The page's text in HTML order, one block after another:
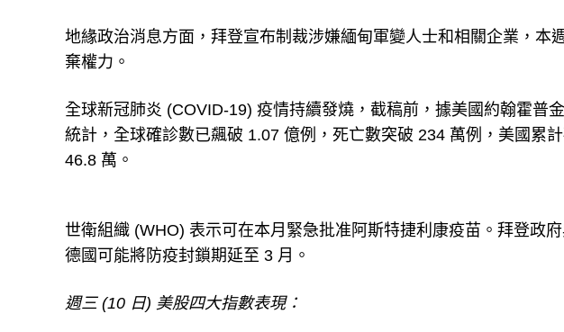
地緣政治消息方面，拜登宣布制裁涉嫌緬甸軍變人士和相關企業，本
棄權力。
全球新冠肺炎 (COVID-19) 疫情持續發燒，截稿前，據美國約翰霍普
統計，全球確診數已飆破 1.07 億例，死亡數突破 234 萬例，美國累
46.8 萬。
世衛組織 (WHO) 表示可在本月緊急批准阿斯特捷利康疫苗。拜登政
德國可能將防疫封鎖期延至 3 月。
週三 (10 日) 美股四大指數表現：